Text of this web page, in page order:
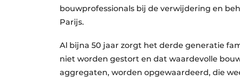
bouwprofessionals bij de verwijdering en
Parijs.
Al bijna 50 jaar zorgt het derde generatie
niet worden gestort en dat waardevolle
aggregaten, worden opgewaardeerd, die